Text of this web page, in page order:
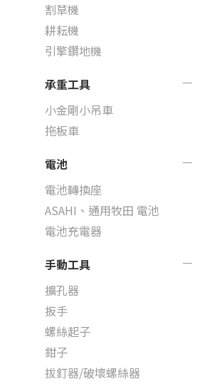
割草機
耕耘機
引擎鑽地機
承重工具
小金剛小吊車
拖板車
電池
電池轉換座
ASAHI、通用牧田 電池
電池充電器
手動工具
擴孔器
扳手
螺絲起子
鉗子
拔釘器/破壞螺絲器